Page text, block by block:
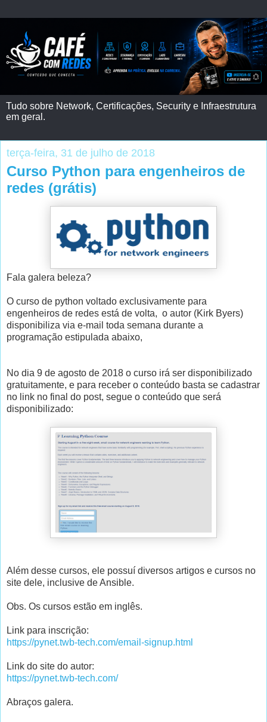
Tudo sobre Network, Certificações, Security e Infraestrutura
em geral.
terça-feira, 31 de julho de 2018
Curso Python para engenheiros de
redes (grátis)
Fala galera beleza?
O curso de python voltado exclusivamente para
engenheiros de redes está de volta, o autor (Kirk Byers)
disponibiliza via e-mail toda semana durante a
programação estipulada abaixo,
No dia 9 de agosto de 2018 o curso irá ser disponibilizado
gratuitamente, e para receber o conteúdo basta se cadastrar
no link no final do post, segue o conteúdo que será
disponibilizado:
Além desse cursos, ele possuí diversos artigos e cursos no
site dele, inclusive de Ansible.
Obs. Os cursos estão em inglês.
Link para inscrição:
https://pynet.twb-tech.com/email-signup.html
Link do site do autor:
https://pynet.twb-tech.com/
Abraços galera.